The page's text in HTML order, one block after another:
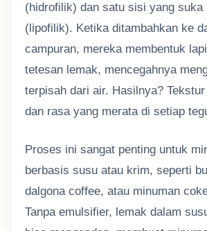
(hidrofilik) dan satu sisi yang suka
(lipofilik). Ketika ditambahkan ke
campuran, mereka membentuk
tetesan lemak, mencegahnya
terpisah dari air. Hasilnya?
dan rasa yang merata di setiap
Proses ini sangat penting untuk
berbasis susu atau krim, seperti
dalgona coffee, atau minuman
Tanpa emulsifier, lemak dalam